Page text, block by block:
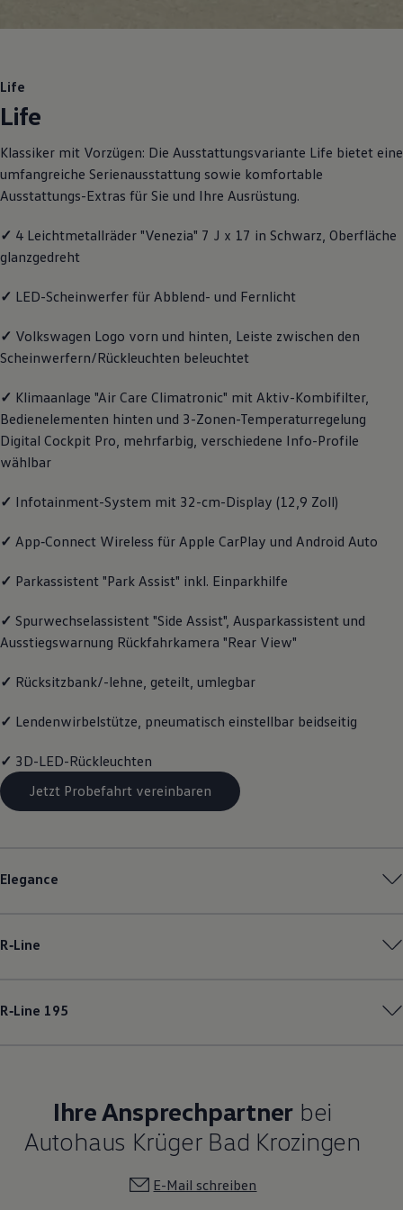
Räder und Reifen
Transport
Entertainment und Elektronik
Individualisieren
Wallbox und Ladekabel
Digitale Extras
Volkswagen Apps, Login und Shop
Über Ihr Auto
Vorgängermodelle
Volkswagen Kundenbetreuung
Warn- und Kontrollleuchten
Live Beratung
Magazin
Lifestyle
Transport
Volkswagen R
Volkswagen Kundenbetreuung
Life
Life
Klassiker mit Vorzügen: Die Ausstattungsvariante Life bietet eine
umfangreiche Serienausstattung sowie komfortable
Ausstattungs-Extras für Sie und Ihre Ausrüstung.
✓ 4 Leichtmetallräder "Venezia" 7 J x 17 in Schwarz, Oberfläche
glanzgedreht
✓ LED-Scheinwerfer für Abblend- und Fernlicht
✓ Volkswagen Logo vorn und hinten, Leiste zwischen den
Scheinwerfern/Rückleuchten beleuchtet
✓ Klimaanlage "Air Care Climatronic" mit Aktiv-Kombifilter,
Bedienelementen hinten und 3-Zonen-Temperaturregelung
Digital Cockpit Pro, mehrfarbig, verschiedene Info-Profile
wählbar
✓ Infotainment-System mit 32-cm-Display (12,9 Zoll)
✓ App‑Connect Wireless für Apple CarPlay und Android Auto
✓ Parkassistent "Park Assist" inkl. Einparkhilfe
✓ Spurwechselassistent "Side Assist", Ausparkassistent und
Ausstiegswarnung Rückfahrkamera "Rear View"
✓ Rücksitzbank/-lehne, geteilt, umlegbar
✓ Lendenwirbelstütze, pneumatisch einstellbar beidseitig
✓ 3D-LED-Rückleuchten
Jetzt Probefahrt vereinbaren
Elegance
R‑Line
R‑Line 195
Ihre Ansprechpartner bei
Autohaus Krüger Bad Krozingen
E-Mail schreiben